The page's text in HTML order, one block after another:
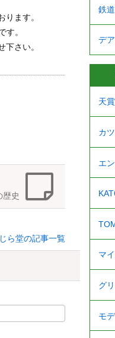
ます。
す。
さい。
歴史
ら堂の記事一覧
鉄
デ
天
カ
エ
マ
グ
モ